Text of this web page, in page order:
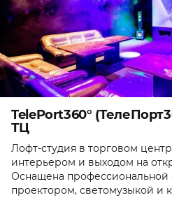
TelePort360°
ТЦ
Лофт-студия в торговом
интерьером и выходом на
Оснащена профессиональной
проектором, светомузыкой и